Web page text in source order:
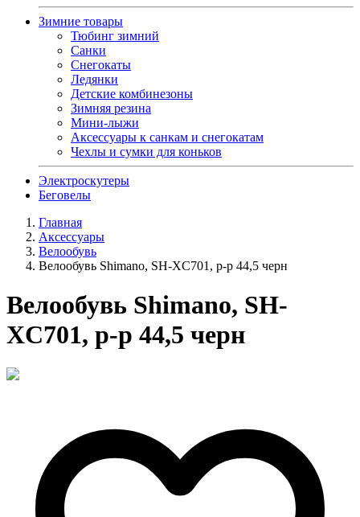
Зимние товары
Тюбинг зимний
Санки
Снегокаты
Ледянки
Детские комбинезоны
Зимняя резина
Мини-лыжи
Аксессуары к санкам и снегокатам
Чехлы и сумки для коньков
Электроскутеры
Беговелы
Главная
Аксессуары
Велообувь
Велообувь Shimano, SH-XC701, р-р 44,5 черн
Велообувь Shimano, SH-
XC701, р-р 44,5 черн